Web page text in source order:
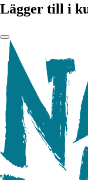
Lägger till i